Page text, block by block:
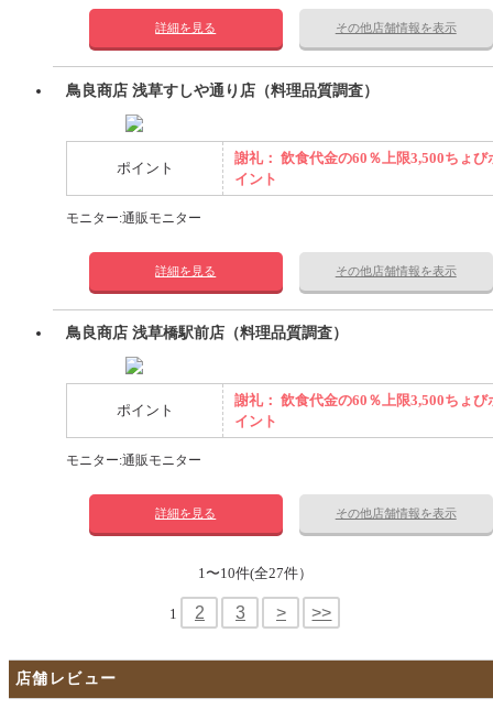
詳細を見る その他店舗情報を表示
鳥良商店 浅草すしや通り店（料理品質調査）
ポイント
謝礼： 飲食代金の60％上限3,500ちょび
イント
モニター:通販モニター
詳細を見る その他店舗情報を表示
鳥良商店 浅草橋駅前店（料理品質調査）
ポイント
謝礼： 飲食代金の60％上限3,500ちょび
イント
モニター:通販モニター
詳細を見る その他店舗情報を表示
1〜10件(全27件）
1 2 3 > >>
店舗レビュー